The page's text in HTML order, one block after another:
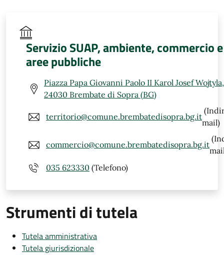
Servizio SUAP, ambiente, commercio e
aree pubbliche
Piazza Papa Giovanni Paolo II Karol Josef
24030 Brembate di Sopra (BG)
territorio@comune.brembatedisopra.bg.it
mail)
commercio@comune.brembatedisopra.bg.it
035 623330 (Telefono)
Strumenti di tutela
Tutela amministrativa
Tutela giurisdizionale